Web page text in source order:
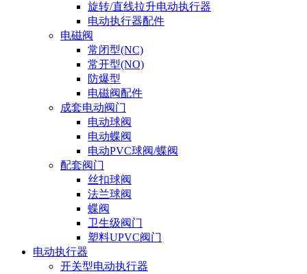
旋转/直线拉升电动执行器
电动执行器配件
电磁阀
常闭型(NC)
常开型(NO)
防爆型
电磁阀配件
成套电动阀门
电动球阀
电动蝶阀
电动PVC球阀/蝶阀
配套阀门
丝扣球阀
法兰球阀
蝶阀
卫生级阀门
塑料UPVC阀门
电动执行器
开关型电动执行器